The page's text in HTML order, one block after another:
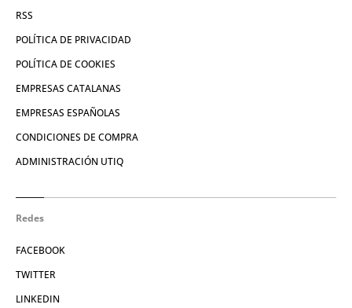
RSS
POLÍTICA DE PRIVACIDAD
POLÍTICA DE COOKIES
EMPRESAS CATALANAS
EMPRESAS ESPAÑOLAS
CONDICIONES DE COMPRA
ADMINISTRACIÓN UTIQ
Redes
FACEBOOK
TWITTER
LINKEDIN